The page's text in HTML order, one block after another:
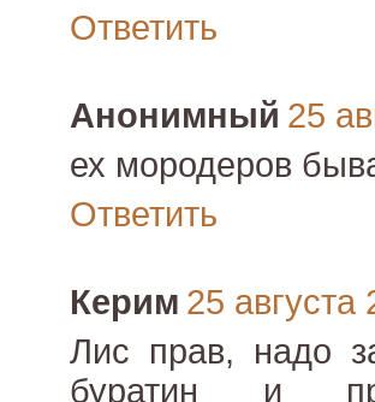
Ответить
Анонимный 25
ех мородеров
Ответить
Керим 25 августа
Лис прав, надо
буратин и